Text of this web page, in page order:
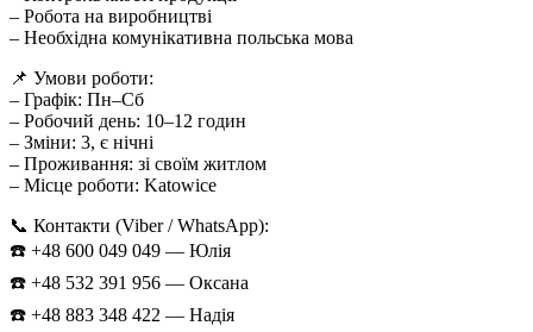
– Робота на виробництві
– Необхідна комунікативна польська мова
📌 Умови роботи:
– Графік: Пн–Сб
– Робочий день: 10–12 годин
– Зміни: 3, є нічні
– Проживання: зі своїм житлом
– Місце роботи: Katowice
📞 Контакти (Viber / WhatsApp):
☎️ +48 600 049 049 — Юлія
☎️ +48 532 391 956 — Оксана
☎️ +48 883 348 422 — Надія